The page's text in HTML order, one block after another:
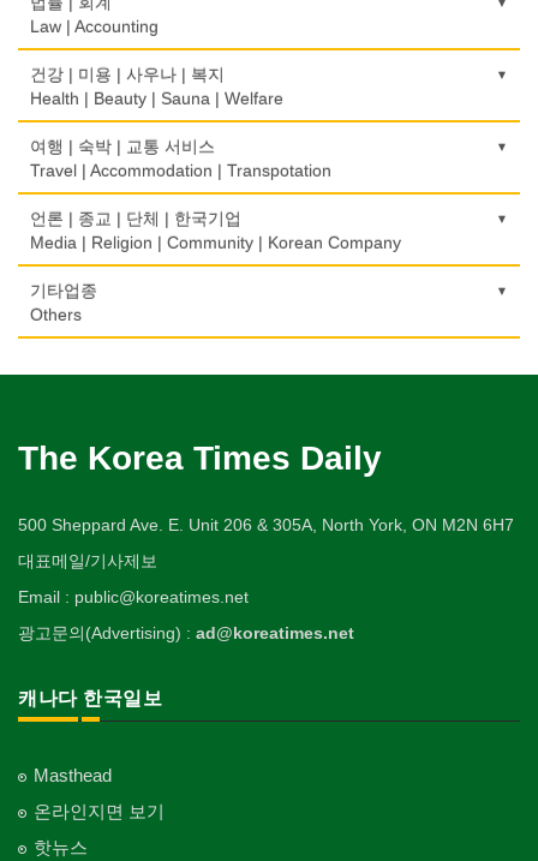
제과점
Bakery
식품도매
Food Distributors
약국
의사-내과
Internal Medicine
의사-물리치료/카이로 프랙터
Physiotherapy/Chiropractic Clinic
의사-비뇨기과
의사-산부인과
Obstetrician
Veterinarian
Ophthalmologist
의사-외과
Surgeon
의사-치과
의사-가정의
의사-기타
의사-정신과
모피점
백화점/선물센터
보석/귀금속/시계
Jeweler/Jeweller
비디오-사진/촬영/편집/공급
Video Service
사진촬영
애완동물용품
양복점
Tailor
Fashion/Boutique
Blanket
웨딩서비스
자수
Boarding House
학교/학원
School/Academy
개인지도-체육
개인지도-음악
Private Lesson-Music
개인지도-옷수선
Private Lesson-Alteration
개인지도-어학/수학
개인지도-서예
Private Lesson-Calligraphy
Private Lesson-Art/Photograph
Private Lesson-Ballet/Dance
개인지도-꽃꽂이
개인지도-기타
Computer Sales/Repair
Insurance/Investment/Finance
부동산 관리
Property Management
채무조정
Bankruptcy
Real Estate
은행/금융기관
Alarm/Security System
Cemetery/Monument
빨래방/세탁
Coin Laundry/Dry cleaning
상패/트로피
Medal/Trophy
Dry cleaning Equipment
악기사
유아원/데이케어
보석감정사
Gemologist
인쇄
Funeral Home
Employment Agency
Architect
Architecture
Home Inspection
간판
Signs
가구판매/수리
Furniture Sales/Repair
배관/플러밍
스테이징 홈
Staging Home
전기공사/수리
Electric Work
Landscaping/Gardening
창문
Window
Golf Equipment
골프장
Golf/Country Club
가라오케/노래방/카페
Karaoke/Cafe
Dahn Centre
당구장
Billiard Club
볼링장
운동구/스포츠용품
취미/레저
Hobby/Leisure
태권도/무술
Taekwondo/Martial Arts
Law | Accounting
교통위반티켓
Traffic Ticket
공인회계사(CPA)
CPA
번역/통역/이력서
Translation/Interpretation/Resume Service
Law Office
회계업무
건강 | 미용 | 사우나 | 복지
Health | Beauty | Sauna | Welfare
건강상담/식품/정보
Health Counseling/Food/Information
의료기
Medical Equipment
Massage
Spring Water/Water Purifier
Nursing Home
Sauna
Skin Care
화장품
Cosmetics
여행 | 숙박 | 교통 서비스
Travel | Accommodation | Transpotation
호텔/모텔/숙박
Hotel/Motel
여행/관광
Travel/Tour
언론 | 종교 | 단체 | 한국기업
Media | Religion | Community | Korean Company
기도원/수양관
Retreat Centre
Korean Businessmen's Association
Buddhist Temple
한국일보 본사 및 지국
한국정부기관
Korean Governmental Organization
한인회
Korean Cultural Association
Newspaper/TV/Radio
한국기업 현지법인/지사
Korean Enterprises In Canada
기타업종
Others
Shoe Repair
ETC
아파트
The Korea Times Daily
500 Sheppard Ave. E. Unit 206 & 305A, North York, ON M2N 6H7
대표메일/기사제보
Email : public@koreatimes.net
광고문의(Advertising) : ad@koreatimes.net
캐나다 한국일보
Masthead
온라인지면 보기
핫뉴스